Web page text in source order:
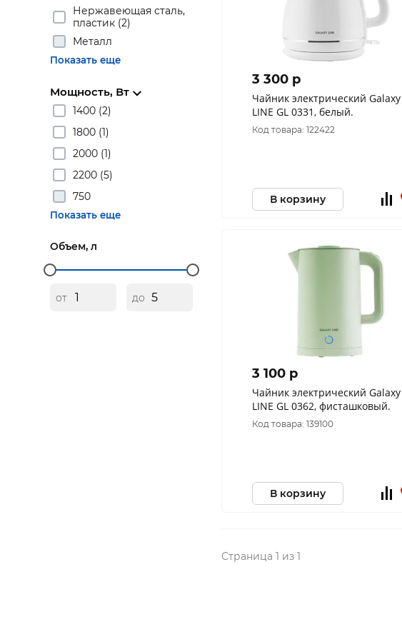
Нержавеющая сталь,
пластик (2)
Металл
Показать еще
Мощность, Вт
1400 (2)
1800 (1)
2000 (1)
2200 (5)
750
Показать еще
Объем, л
от до
3 300 p
Чайник электрический Galaxy
LINE GL 0331, белый.
Код товара: 122422
В корзину
3 100 p
Чайник электрический Galaxy
LINE GL 0362, фисташковый.
Код товара: 139100
В корзину
Страница 1 из 1